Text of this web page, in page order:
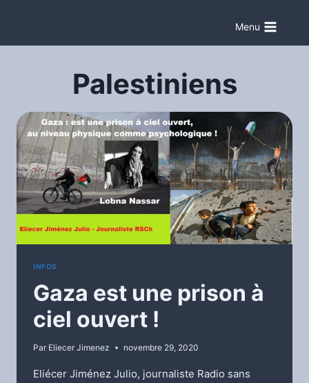
contenu
Menu
Palestiniens
INFOS
Gaza est une prison à
ciel ouvert !
Par Eliecer Jimenez novembre 29, 2020
Eliécer Jiménez Julio, journaliste Radio sans